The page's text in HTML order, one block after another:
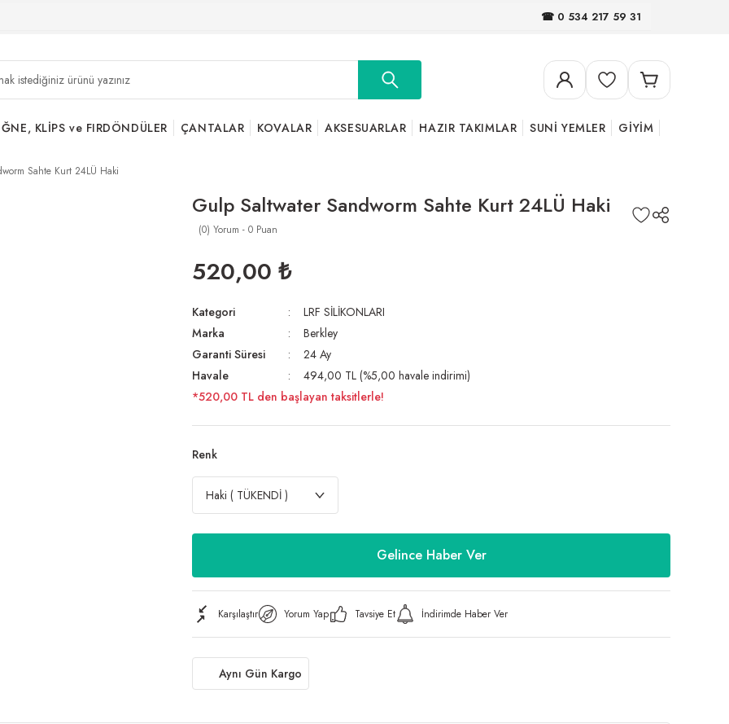
☎ 0 534 217 59 31
KLİPS ve FIRDÖNDÜLER ÇANTALAR KOVALAR AKSESUARLAR HAZIR TAKIMLAR SUNİ YEMLER GİYİM
Sahte Kurt 24LÜ Haki
Gulp Saltwater Sandworm Sahte Kurt 24LÜ Haki
(0) Yorum - 0 Puan
520,00 ₺
Kategori
LRF SİLİKONLARI
Marka
Berkley
Garanti Süresi
24 Ay
Havale
494,00 TL (%5,00 havale indirimi)
*520,00 TL den başlayan taksitlerle!
Renk
Gelince Haber Ver
Karşılaştır Yorum Yap Tavsiye Et İndirimde Haber Ver
Aynı Gün Kargo